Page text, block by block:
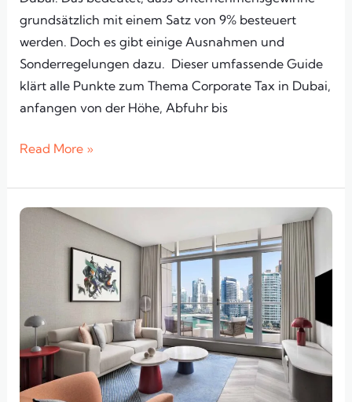
grundsätzlich mit einem Satz von 9% besteuert
werden. Doch es gibt einige Ausnahmen und
Sonderregelungen dazu. Dieser umfassende Guide
klärt alle Punkte zum Thema Corporate Tax in Dubai,
anfangen von der Höhe, Abfuhr bis
Read More »
Steuern
Kauf,
Vermietung
airbnb